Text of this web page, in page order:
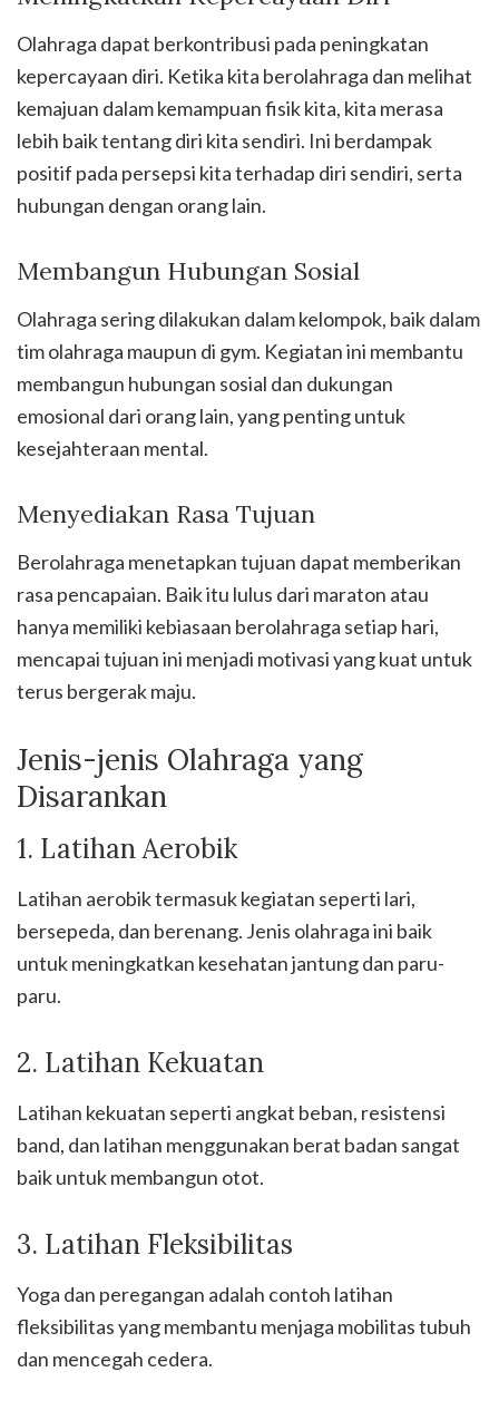
Olahraga dapat berkontribusi pada peningkatan
kepercayaan diri. Ketika kita berolahraga dan melihat
kemajuan dalam kemampuan fisik kita, kita merasa
lebih baik tentang diri kita sendiri. Ini berdampak
positif pada persepsi kita terhadap diri sendiri, serta
hubungan dengan orang lain.
Membangun Hubungan Sosial
Olahraga sering dilakukan dalam kelompok, baik dalam
tim olahraga maupun di gym. Kegiatan ini membantu
membangun hubungan sosial dan dukungan
emosional dari orang lain, yang penting untuk
kesejahteraan mental.
Menyediakan Rasa Tujuan
Berolahraga menetapkan tujuan dapat memberikan
rasa pencapaian. Baik itu lulus dari maraton atau
hanya memiliki kebiasaan berolahraga setiap hari,
mencapai tujuan ini menjadi motivasi yang kuat untuk
terus bergerak maju.
Jenis-jenis Olahraga yang
Disarankan
1. Latihan Aerobik
Latihan aerobik termasuk kegiatan seperti lari,
bersepeda, dan berenang. Jenis olahraga ini baik
untuk meningkatkan kesehatan jantung dan paru-
paru.
2. Latihan Kekuatan
Latihan kekuatan seperti angkat beban, resistensi
band, dan latihan menggunakan berat badan sangat
baik untuk membangun otot.
3. Latihan Fleksibilitas
Yoga dan peregangan adalah contoh latihan
fleksibilitas yang membantu menjaga mobilitas tubuh
dan mencegah cedera.